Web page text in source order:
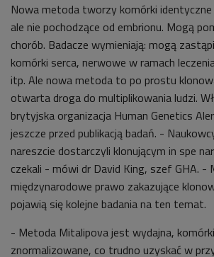
Nowa metoda tworzy komórki identyczne
ale nie pochodzące od embrionu. Mogą
chorób. Badacze wymieniają: mogą
komórki serca, nerwowe w ramach
itp. Ale nowa metoda to po prostu
otwarta droga do multiplikowania ludzi.
brytyjska organizacja Human Genetics
jeszcze przed publikacją badań. -
nareszcie dostarczyli klonującym in spe
czekali - mówi dr David King, szef GHA.
międzynarodowe prawo zakazujące
pojawią się kolejne badania na ten temat.
- Metoda Mitalipova jest wydajna,
znormalizowane, co trudno uzyskać w